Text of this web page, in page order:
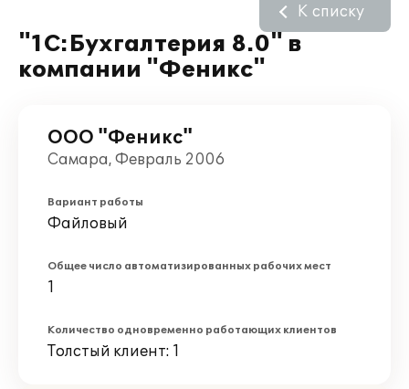
"1С:Бухгалтерия 8.0" в
компании "Феникс"
К списку
ООО "Феникс"
Самара, Февраль 2006
Вариант работы
Файловый
Общее число автоматизированных рабочих мест
1
Количество одновременно работающих клиентов
Толстый клиент: 1